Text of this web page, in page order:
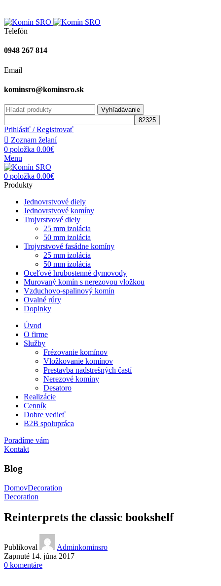
Telefón
0948 267 814
Email
kominsro@kominsro.sk
Vyhľadávanie
Prihlásiť / Registrovať
Zoznam želaní
0 položka 0.00€
Menu
0 položka 0.00€
Produkty
Jednovrstvové diely
Jednovrstvové komíny
Trojvrstvové diely
25 mm izolácia
50 mm izolácia
Trojvrstvové fasádne komíny
25 mm izolácia
50 mm izolácia
Oceľové hrubostenné dymovody
Murovaný komín s nerezovou vložkou
Vzduchovo-spalinový komín
Ovalné rúry
Doplnky
Úvod
O firme
Služby
Frézovanie komínov
Vložkovanie komínov
Prestavba nadstrešných častí
Nerezové komíny
Desatoro
Realizácie
Cenník
Dobre vedieť
B2B spolupráca
Poradíme vám
Kontakt
Blog
DomovDecoration
Decoration
Reinterprets the classic bookshelf
Publikoval
Adminkominsro
Zapnuté 14. júna 2017
0 komentáre